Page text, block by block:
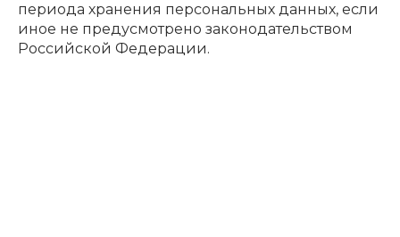
периода хранения персональных данных, если
иное не предусмотрено законодательством
Российской Федерации.